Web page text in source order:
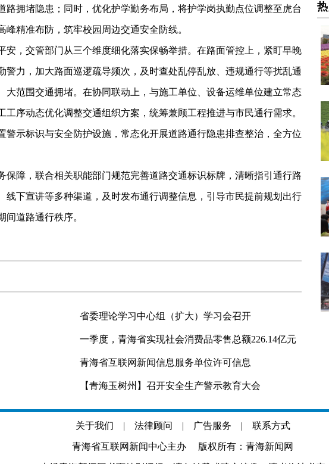
路拥堵隐患；同时，优化护学勤务布局，将护学岗执勤点位调整至虎台
精准布防，筑牢校园周边交通安全防线。
，交管部门从三个维度细化落实保畅举措。在路面管控上，紧盯早晚
警力，加大路面巡逻疏导频次，及时查处乱停乱放、违规通行等扰乱通
大范围交通拥堵。在协同联动上，与施工单位、设备运维单位建立常态
序动态优化调整交通组织方案，统筹兼顾工程推进与市民通行需求。
警示标识与安全防护设施，常态化开展道路通行隐患排查整治，全方位
障，联合相关职能部门规范完善道路交通标识标牌，清晰指引通行路
线下宣讲等多种渠道，及时发布通行调整信息，引导市民提前规划出行
道路通行秩序。
省委理论学习中心组（扩大）学习会召开
一季度，青海省实现社会消费品零售总额226.14亿元
青海省互联网新闻信息服务单位许可信息
【青海玉树州】召开安全生产警示教育大会
关于我们 | 法律顾问 | 广告服务 | 联系方式
青海省互联网新闻中心主办 版权所有：青海新闻网